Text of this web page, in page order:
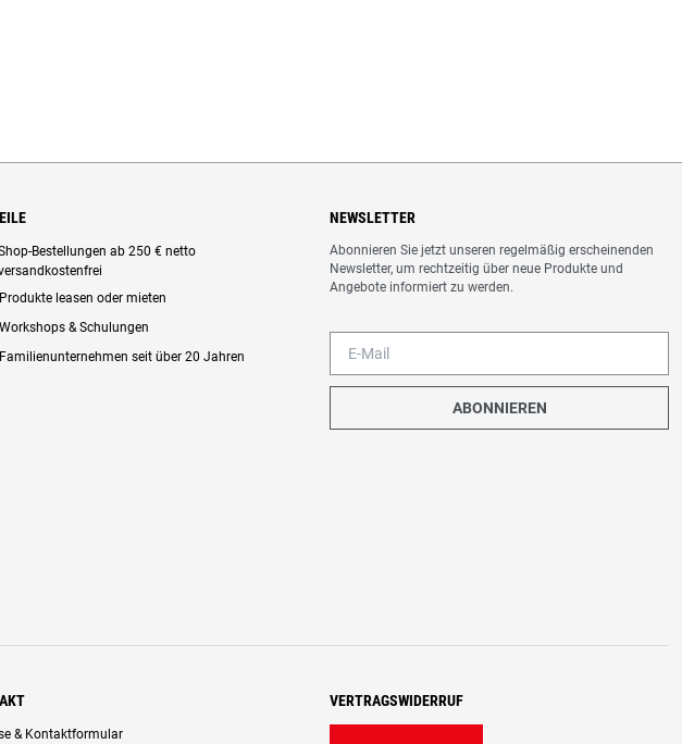
Bestellungen ab 250 € netto
Produkte leasen oder mieten
Workshops & Schulungen
Familienunternehmen seit über 20 Jahren
NEWSLETTER
Abonnieren Sie jetzt unseren regelmäßig erscheinenden
Newsletter, um rechtzeitig über neue Produkte und
Angebote informiert zu werden.
ABONNIEREN
& Kontaktformular
VERTRAGSWIDERRUF